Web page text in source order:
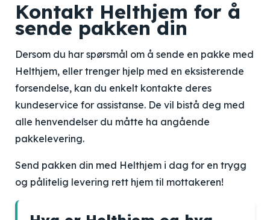
Kontakt Helthjem for å
sende pakken din
Dersom du har spørsmål om å sende en pakke med
Helthjem, eller trenger hjelp med en eksisterende
forsendelse, kan du enkelt kontakte deres
kundeservice for assistanse. De vil bistå deg med
alle henvendelser du måtte ha angående
pakkelevering.
Send pakken din med Helthjem i dag for en trygg
og pålitelig levering rett hjem til mottakeren!